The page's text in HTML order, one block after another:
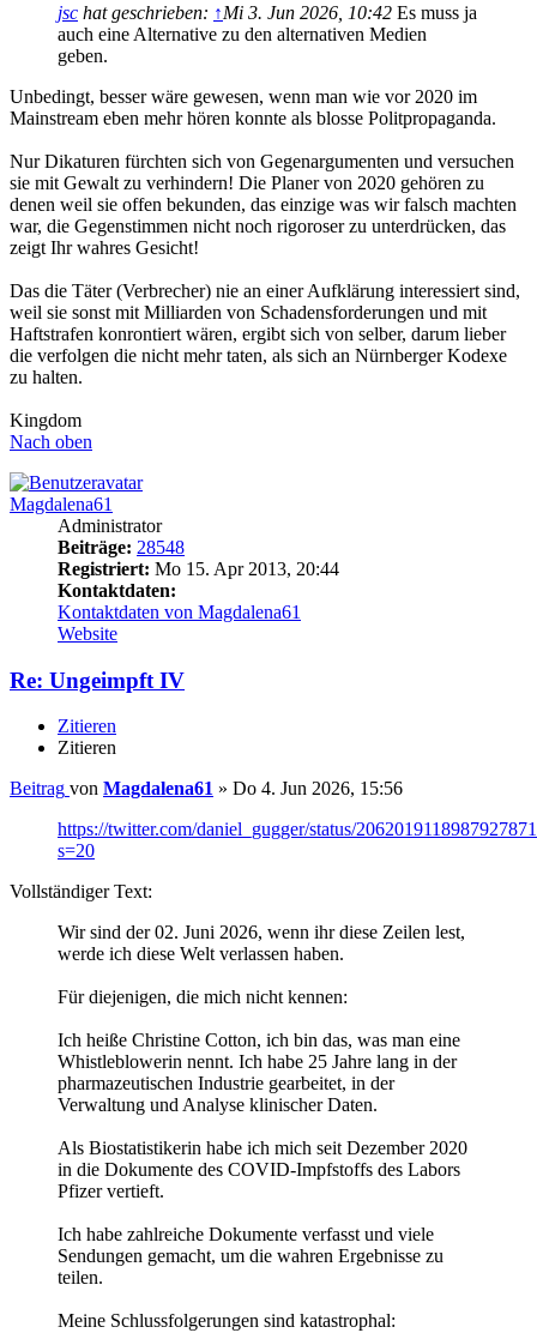
jsc hat geschrieben: ↑Mi 3. Jun 2026, 10:42 Es muss ja
auch eine Alternative zu den alternativen Medien
geben.
Unbedingt, besser wäre gewesen, wenn man wie vor 2020 im
Mainstream eben mehr hören konnte als blosse Politpropaganda.
Nur Dikaturen fürchten sich von Gegenargumenten und versuchen
sie mit Gewalt zu verhindern! Die Planer von 2020 gehören zu
denen weil sie offen bekunden, das einzige was wir falsch machten
war, die Gegenstimmen nicht noch rigoroser zu unterdrücken, das
zeigt Ihr wahres Gesicht!
Das die Täter (Verbrecher) nie an einer Aufklärung interessiert sind,
weil sie sonst mit Milliarden von Schadensforderungen und mit
Haftstrafen konrontiert wären, ergibt sich von selber, darum lieber
die verfolgen die nicht mehr taten, als sich an Nürnberger Kodexe
zu halten.
Kingdom
Nach oben
Magdalena61
Administrator
Beiträge: 28548
Registriert: Mo 15. Apr 2013, 20:44
Kontaktdaten:
Kontaktdaten von Magdalena61
Website
Re: Ungeimpft IV
Zitieren
Zitieren
Beitrag von Magdalena61 » Do 4. Jun 2026, 15:56
https://twitter.com/daniel_gugger/status/
s=20
Vollständiger Text:
Wir sind der 02. Juni 2026, wenn ihr diese Zeilen lest,
werde ich diese Welt verlassen haben.
Für diejenigen, die mich nicht kennen:
Ich heiße Christine Cotton, ich bin das, was man eine
Whistleblowerin nennt. Ich habe 25 Jahre lang in der
pharmazeutischen Industrie gearbeitet, in der
Verwaltung und Analyse klinischer Daten.
Als Biostatistikerin habe ich mich seit Dezember 2020
in die Dokumente des COVID-Impfstoffs des Labors
Pfizer vertieft.
Ich habe zahlreiche Dokumente verfasst und viele
Sendungen gemacht, um die wahren Ergebnisse zu
teilen.
Meine Schlussfolgerungen sind katastrophal: